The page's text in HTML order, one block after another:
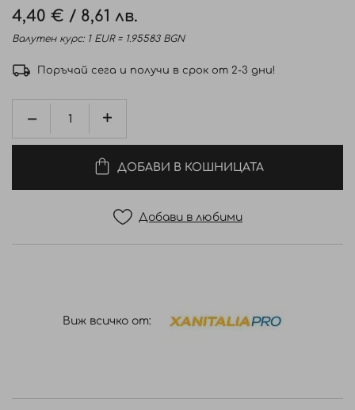
4,40 € / 8,61 лв.
Валутен курс: 1 EUR = 1.95583 BGN
Поръчай сега и получи в срок от 2-3 дни!
ДОБАВИ В КОШНИЦАТА
Добави в любими
Виж всичко от: